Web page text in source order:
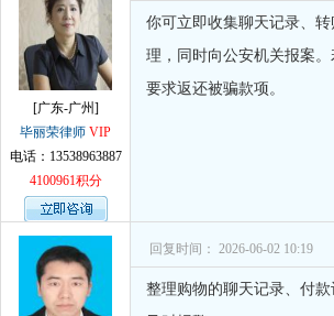
[广东-广州]
毕丽荣律师 VIP
电话：13538963887
4100961积分
你可立即收集聊天记录、
理，同时向公安机关报案
要求返还被骗款项。
回复时间： 2026-06-02 10:19
整理购物的聊天记录、付